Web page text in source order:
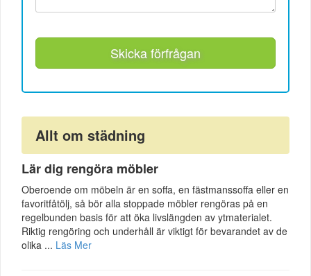
Skicka förfrågan
Allt om städning
Lär dig rengöra möbler
Oberoende om möbeln är en soffa, en fästmanssoffa eller en
favoritfåtölj, så bör alla stoppade möbler rengöras på en
regelbunden basis för att öka livslängden av ytmaterialet.
Riktig rengöring och underhåll är viktigt för bevarandet av de
olika ... Läs Mer